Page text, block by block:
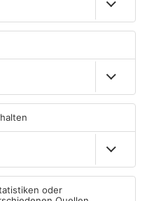
Schreckschusswaffe auf
Busfahrer